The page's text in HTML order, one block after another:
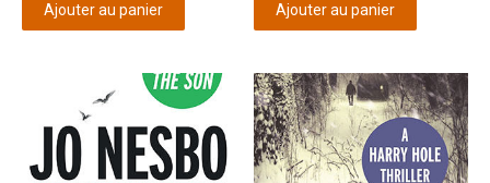
Ajouter au panier Ajouter au panier